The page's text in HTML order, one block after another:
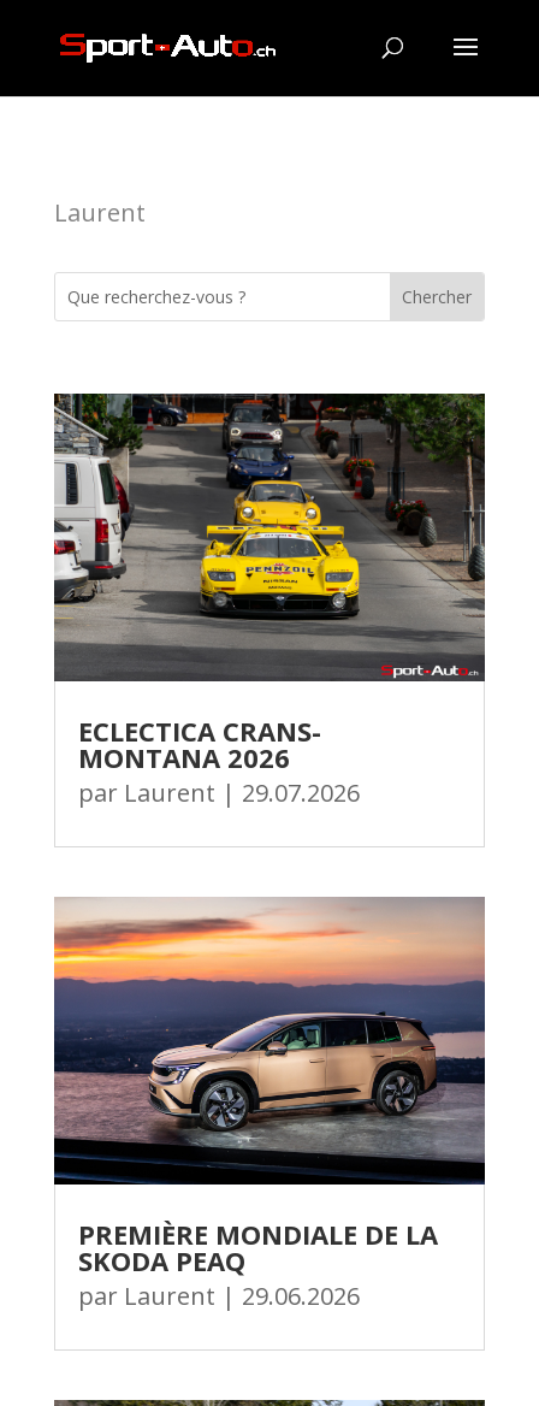
Laurent
ECLECTICA CRANS-
MONTANA 2026
par Laurent | 29.07.2026
PREMIÈRE MONDIALE DE LA
SKODA PEAQ
par Laurent | 29.06.2026